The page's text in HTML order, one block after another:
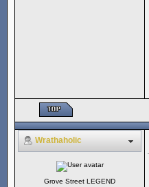
Wrathaholic
Grove Street LEGEND